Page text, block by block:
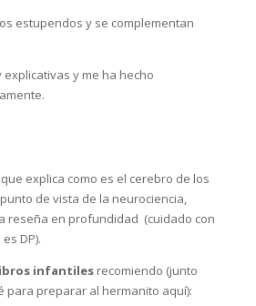
estupendos y se complementan
explicativas y me ha hecho
explica como es el cerebro de los
de vista de la neurociencia,
reseña en profundidad (cuidado con
DP).
infantiles recomiendo (junto
para preparar al hermanito aquí):